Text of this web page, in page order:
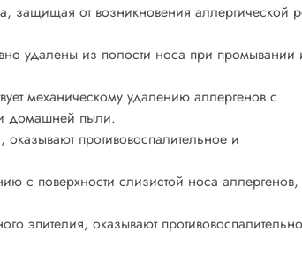
защищая от возникновения аллергической
удалены из полости носа при промывании
механическому удалению аллергенов с
и домашней пыли.
противовоспалительное и
с поверхности слизистой носа аллергенов,
эпителия, оказывают